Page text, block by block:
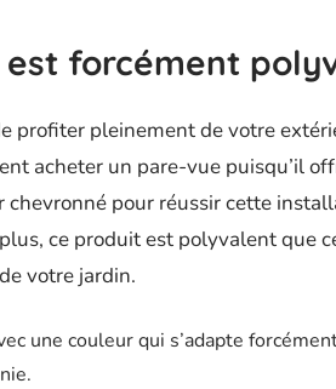
est forcément
profiter pleinement de votre
acheter un pare-vue puisqu’il
chevronné pour réussir cette
ce produit est polyvalent que
votre jardin.
une couleur qui s’adapte